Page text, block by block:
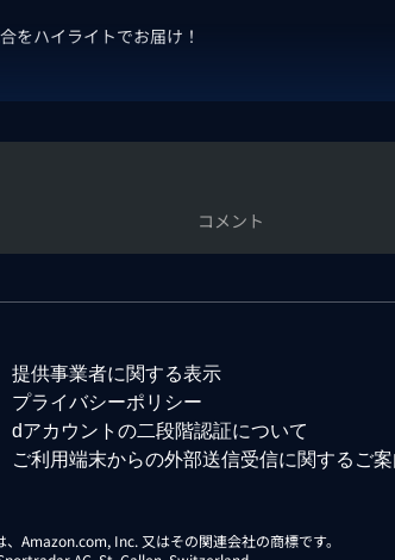
をハイライトでお届け！
コメント
提供事業者に関する表示
プライバシーポリシー
dアカウントの二段階認証について
ご利用端末からの外部送信受信に関するご案
Amazon.com, Inc. 又はその関連会社の商標です。